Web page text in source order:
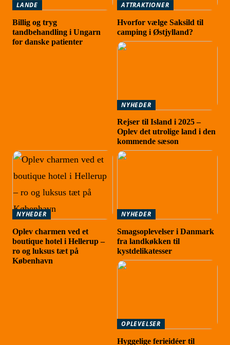
LANDE
Billig og tryg
tandbehandling i Ungarn
for danske patienter
ATTRAKTIONER
Hvorfor vælge Saksild til
camping i Østjylland?
NYHEDER
Rejser til Island i 2025 –
Oplev det utrolige land i den
kommende sæson
NYHEDER
Oplev charmen ved et
boutique hotel i Hellerup –
ro og luksus tæt på
København
NYHEDER
Smagsoplevelser i Danmark
fra landkøkken til
kystdelikatesser
OPLEVELSER
Hyggelige ferieidéer til